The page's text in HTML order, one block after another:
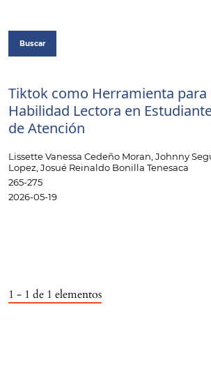
Buscar
Tiktok como Herramienta para
Habilidad Lectora en
de Atención
Lissette Vanessa Cedeño Moran, Johnny
Lopez, Josué Reinaldo Bonilla Tenesaca
265-275
2026-05-19
1 - 1 de 1 elementos